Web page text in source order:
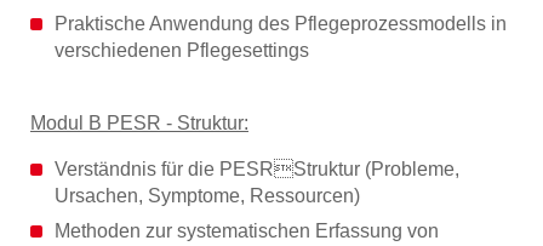
Praktische Anwendung des Pflegeprozessmodells in
verschiedenen Pflegesettings
Modul B PESR - Struktur:
Verständnis für die PESRStruktur (Probleme,
Ursachen, Symptome, Ressourcen)
Methoden zur systematischen Erfassung von